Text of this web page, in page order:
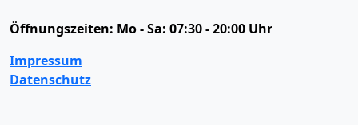
Öffnungszeiten: Mo - Sa: 07:30 - 20:00 Uhr
Impressum
Datenschutz